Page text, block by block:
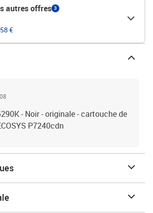
autres offres 3
€
- Noir - originale - cartouche de
P7240cdn